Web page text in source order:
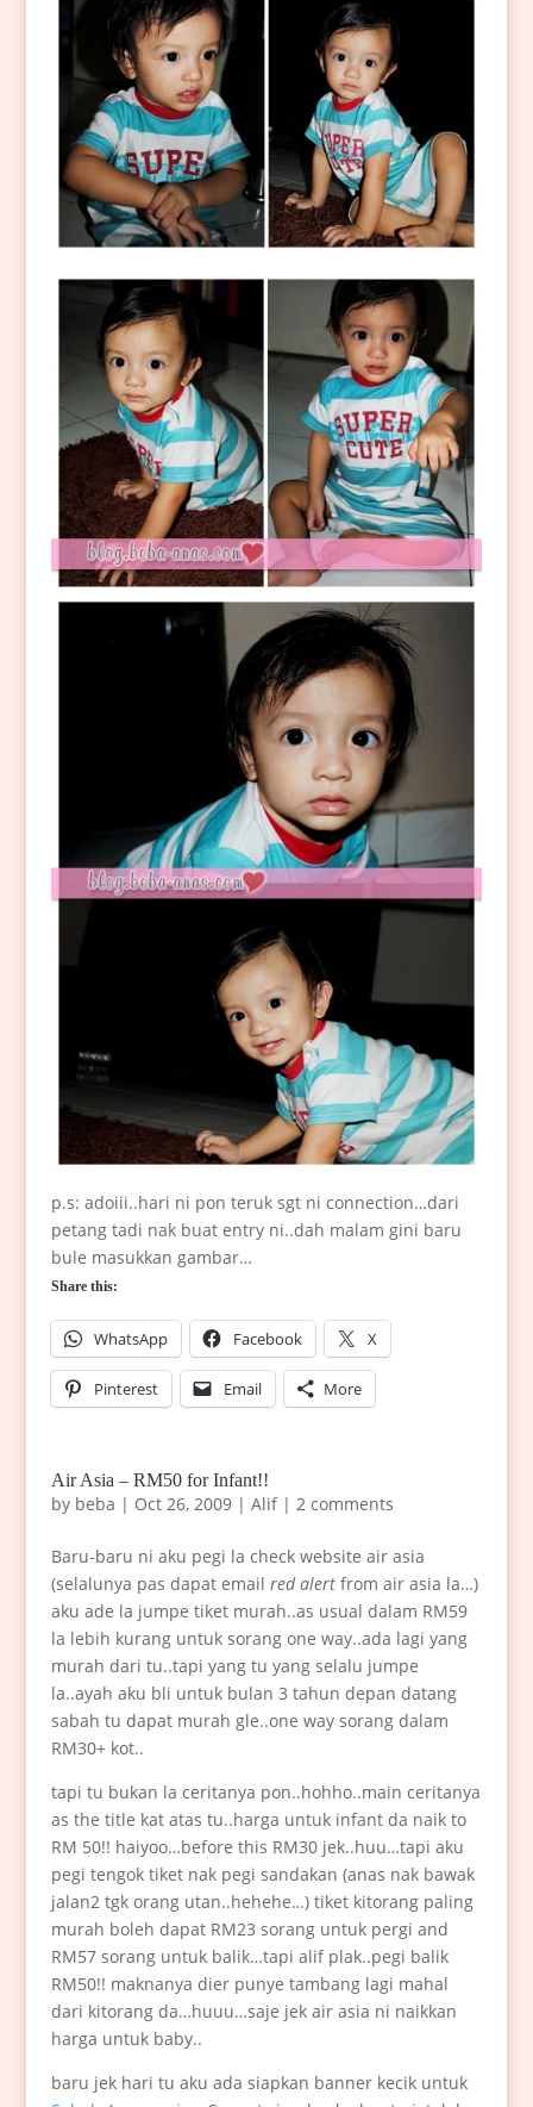
p.s: adoiii..hari ni pon teruk sgt ni connection…dari
petang tadi nak buat entry ni..dah malam gini baru
bule masukkan gambar…
Share this:
WhatsApp Facebook X
Pinterest Email More
Air Asia – RM50 for Infant!!
by beba | Oct 26, 2009| Alif| 2 comments
Baru-baru ni aku pegi la check website air asia
(selalunya pas dapat email red alertfrom air asia la…)
aku ade la jumpe tiket murah..as usual dalam RM59
la lebih kurang untuk sorang one way..ada lagi yang
murah dari tu..tapi yang tu yang selalu jumpe
la..ayah aku bli untuk bulan 3 tahun depan datang
sabah tu dapat murah gle..one way sorang dalam
RM30+ kot..
tapi tu bukan la ceritanya pon..hohho..main ceritanya
as the title kat atas tu..harga untuk infant da naik to
RM 50!! haiyoo…before this RM30 jek..huu…tapi aku
pegi tengok tiket nak pegi sandakan (anas nak bawak
jalan2 tgk orang utan..hehehe…) tiket kitorang paling
murah boleh dapat RM23 sorang untuk pergi and
RM57 sorang untuk balik…tapi alif plak..pegi balik
RM50!! maknanya dier punye tambang lagi mahal
dari kitorang da…huuu…saje jek air asia ni naikkan
harga untuk baby..
baru jek hari tu aku ada siapkan banner kecik untuk